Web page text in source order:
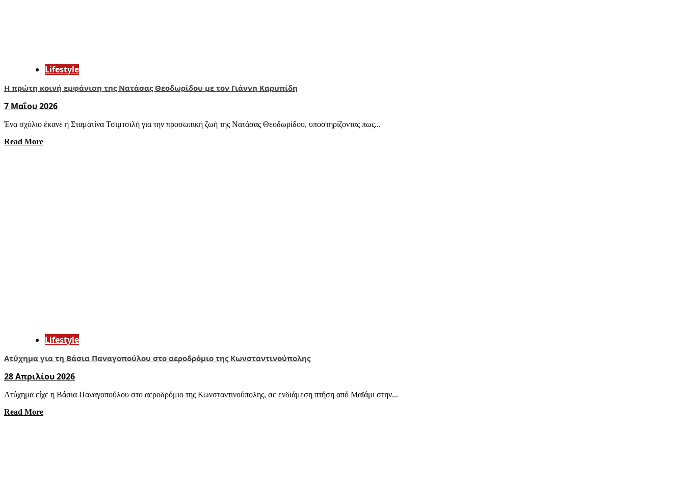
Lifestyle
Η πρώτη κοινή εμφάνιση της Νατάσας Θεοδωρίδου με τον Γιάννη Καρυπίδη
7 Μαΐου 2026
Ένα σχόλιο έκανε η Σταματίνα Τσιμτσιλή για την προσωπική ζωή της Νατάσας Θεοδωρίδου, υποστηρίζοντας πως...
Read More
Lifestyle
Ατύχημα για τη Βάσια Παναγοπούλου στο αεροδρόμιο της Κωνσταντινούπολης
28 Απριλίου 2026
Ατύχημα είχε η Βάσια Παναγοπούλου στο αεροδρόμιο της Κωνσταντινούπολης, σε ενδιάμεση πτήση από Μαϊάμι στην...
Read More